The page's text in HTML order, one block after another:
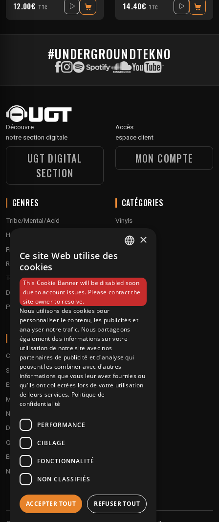
12.00€ TTC 14.40€ TTC
#UNDERGROUNDTEKNO
Découvre
notre section digitale
UGT DIGITAL
SECTION
Accès
espace client
MON COMPTE
GENRES
Tribe/Mental/Acid
Hardtek / Hardfloor
Frenchcore/Hardcore
Raggatek/ Jungletek
Techno / Hard Techno / Electro
Drum'n'Bass/Raggajungle
Pre order
CATÉGORIES
Vinyls
Cd's
A PROPOS
Conditions
Service client
Expédition & retours
Modes de paiement
Notre programme de fidélité
Disques cadeaux
Qui sommes-nous ?
Envoyez vos démos
Nous contacter
×
Ce site Web utilise des
cookies
This Cookie Banner will be disabled soon
due to account issues. Please contact the
site owner to resolve.
Nous utilisons des cookies pour
personnaliser le contenu, les publicités et
analyser notre trafic. Nous partageons
également des informations sur votre
utilisation de notre site avec nos
partenaires de publicité et d'analyse qui
peuvent les combiner avec d'autres
informations que vous leur avez fournies ou
qu'ils ont collectées lors de votre utilisation
de leurs services. Politique de
confidentialité
PERFORMANCE
CIBLAGE
FONCTIONNALITÉ
NON CLASSIFIÉS
ACCEPTER TOUT REFUSER TOUT